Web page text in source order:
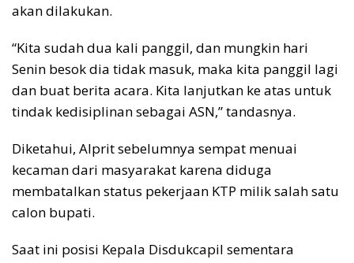
akan dilakukan.
“Kita sudah dua kali panggil, dan mungkin hari
Senin besok dia tidak masuk, maka kita panggil lagi
dan buat berita acara. Kita lanjutkan ke atas untuk
tindak kedisiplinan sebagai ASN,” tandasnya.
Diketahui, Alprit sebelumnya sempat menuai
kecaman dari masyarakat karena diduga
membatalkan status pekerjaan KTP milik salah satu
calon bupati.
Saat ini posisi Kepala Disdukcapil sementara